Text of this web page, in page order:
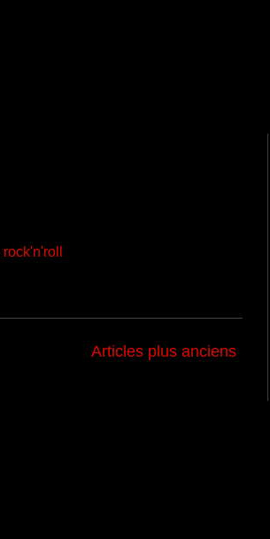
rock'n'roll
Articles plus anciens